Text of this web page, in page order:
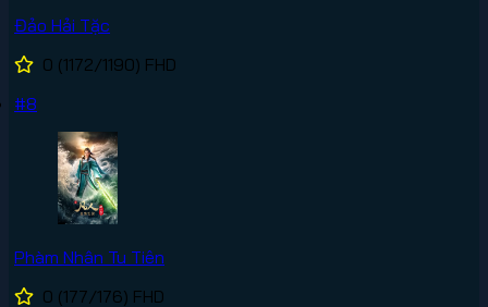
Đảo Hải Tặc
0 (1172/1190) FHD
#8
Phàm Nhân Tu Tiên
0 (177/176) FHD